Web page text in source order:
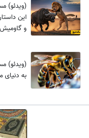
(ویدئو)
این
و
(ویدئو)
به